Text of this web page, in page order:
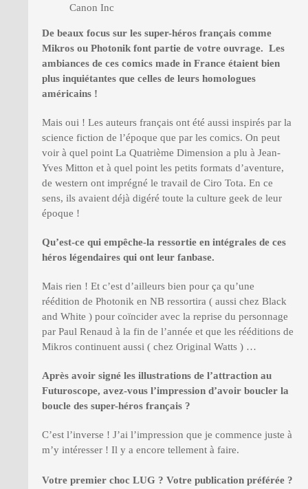
Canon Inc
De beaux focus sur les super-héros français comme
Mikros ou Photonik font partie de votre ouvrage. Les
ambiances de ces comics made in France étaient bien
plus inquiétantes que celles de leurs homologues
américains !
Mais oui ! Les auteurs français ont été aussi inspirés par la
science fiction de l’époque que par les comics. On peut
voir à quel point La Quatrième Dimension a plu à Jean-
Yves Mitton et à quel point les petits formats d’aventure,
de western ont imprégné le travail de Ciro Tota. En ce
sens, ils avaient déjà digéré toute la culture geek de leur
époque !
Qu’est-ce qui empêche-la ressortie en intégrales de ces
héros légendaires qui ont leur fanbase.
Mais rien ! Et c’est d’ailleurs bien pour ça qu’une
réédition de Photonik en NB ressortira ( aussi chez Black
and White ) pour coïncider avec la reprise du personnage
par Paul Renaud à la fin de l’année et que les rééditions de
Mikros continuent aussi ( chez Original Watts ) …
Après avoir signé les illustrations de l’attraction au
Futuroscope, avez-vous l’impression d’avoir boucler la
boucle des super-héros français ?
C’est l’inverse ! J’ai l’impression que je commence juste à
m’y intéresser ! Il y a encore tellement à faire.
Votre premier choc LUG ? Votre publication préférée ?